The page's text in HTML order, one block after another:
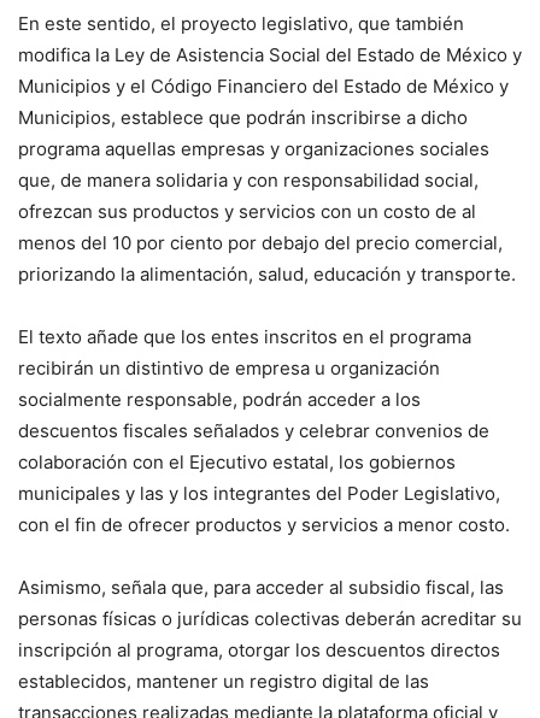
En este sentido, el proyecto legislativo, que también
modifica la Ley de Asistencia Social del Estado de México y
Municipios y el Código Financiero del Estado de México y
Municipios, establece que podrán inscribirse a dicho
programa aquellas empresas y organizaciones sociales
que, de manera solidaria y con responsabilidad social,
ofrezcan sus productos y servicios con un costo de al
menos del 10 por ciento por debajo del precio comercial,
priorizando la alimentación, salud, educación y transporte.
El texto añade que los entes inscritos en el programa
recibirán un distintivo de empresa u organización
socialmente responsable, podrán acceder a los
descuentos fiscales señalados y celebrar convenios de
colaboración con el Ejecutivo estatal, los gobiernos
municipales y las y los integrantes del Poder Legislativo,
con el fin de ofrecer productos y servicios a menor costo.
Asimismo, señala que, para acceder al subsidio fiscal, las
personas físicas o jurídicas colectivas deberán acreditar su
inscripción al programa, otorgar los descuentos directos
establecidos, mantener un registro digital de las
transacciones realizadas mediante la plataforma oficial y